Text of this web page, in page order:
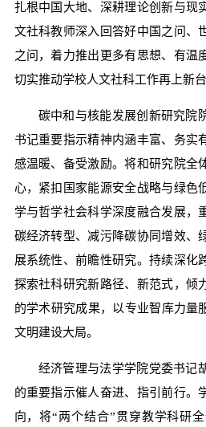
扎根中国大地、深耕理论创新与现
文社科教师深入回答好中国之问、
之问，着力推出更多有思想、有温
切实推动学校人文社科工作再上新台
碳中和与核能发展创新研究院
书记重要指示精神内涵丰富、务实
感温暖、备受激励。将和研究院全
心，紧扣国家能源安全战略与绿色
学与哲学社会科学深度融合发展，
碳经济转型、减污降碳协同增效、
展系统性、前瞻性研究。持续深化
探索社科研究新路径、新范式，倾
的学术研究成果，以专业智库力量
文明建设大局。
经济管理与法学学院党委书记
的重要指示催人奋进、指引前行。
向，将“两个结合”贯穿教学科研